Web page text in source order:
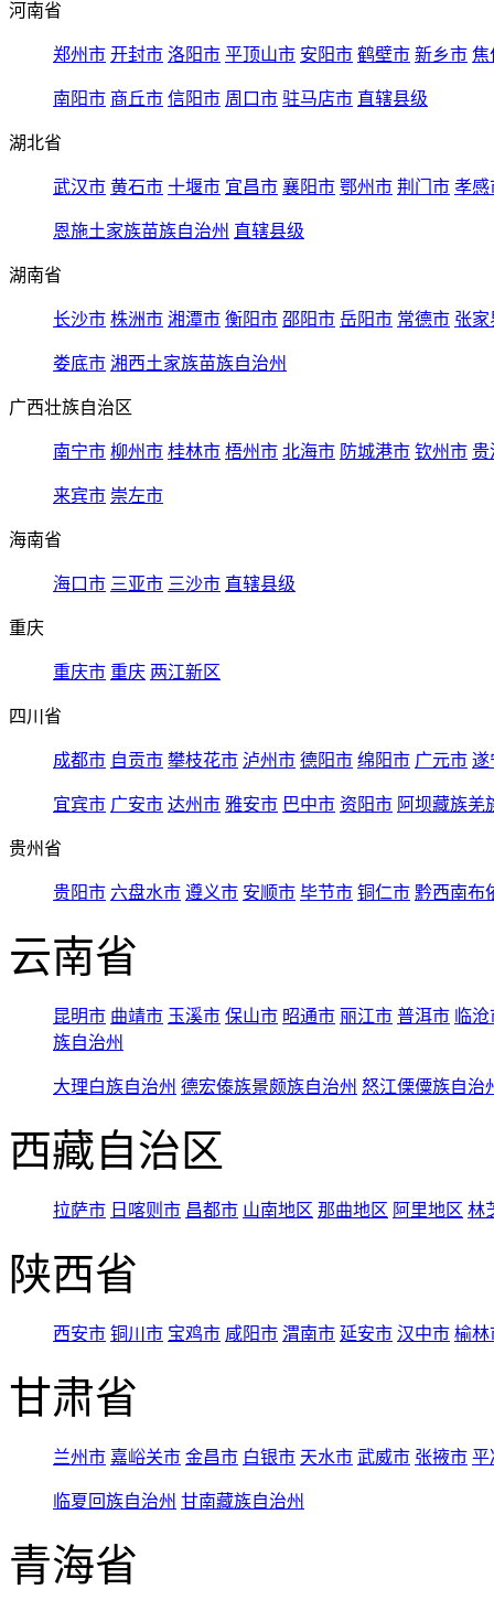
河南省
郑州市 开封市 洛阳市 平顶山市 安阳市 鹤壁市 新乡市 焦
南阳市 商丘市 信阳市 周口市 驻马店市 直辖县级
湖北省
武汉市 黄石市 十堰市 宜昌市 襄阳市 鄂州市 荆门市 孝感
恩施土家族苗族自治州 直辖县级
湖南省
长沙市 株洲市 湘潭市 衡阳市 邵阳市 岳阳市 常德市 张家
娄底市 湘西土家族苗族自治州
广西壮族自治区
南宁市 柳州市 桂林市 梧州市 北海市 防城港市 钦州市 贵
来宾市 崇左市
海南省
海口市 三亚市 三沙市 直辖县级
重庆
重庆市 重庆 两江新区
四川省
成都市 自贡市 攀枝花市 泸州市 德阳市 绵阳市 广元市 遂
宜宾市 广安市 达州市 雅安市 巴中市 资阳市 阿坝藏族羌
贵州省
贵阳市 六盘水市 遵义市 安顺市 毕节市 铜仁市 黔西南布
云南省
昆明市 曲靖市 玉溪市 保山市 昭通市 丽江市 普洱市 临
族自治州
大理白族自治州 德宏傣族景颇族自治州 怒江傈僳族自治
西藏自治区
拉萨市 日喀则市 昌都市 山南地区 那曲地区 阿里地区 林
陕西省
西安市 铜川市 宝鸡市 咸阳市 渭南市 延安市 汉中市 榆林
甘肃省
兰州市 嘉峪关市 金昌市 白银市 天水市 武威市 张掖市 平
临夏回族自治州 甘南藏族自治州
青海省